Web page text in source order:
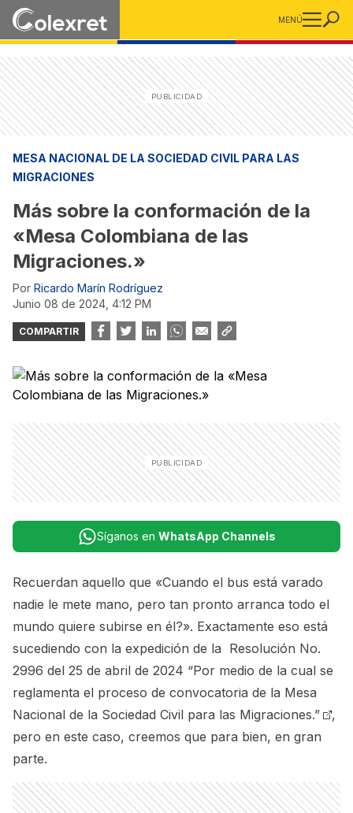
MENÚ
MESA NACIONAL DE LA SOCIEDAD CIVIL PARA LAS
MIGRACIONES
Más sobre la conformación de la
«Mesa Colombiana de las
Migraciones.»
Por Ricardo Marín Rodríguez
junio 08 de 2024, 4:12 PM
COMPARTIR
Síganos en WhatsApp Channels
Recuerdan aquello que «Cuando el bus está varado
nadie le mete mano, pero tan pronto arranca todo el
mundo quiere subirse en él?». Exactamente eso está
sucediendo con la expedición de la Resolución No.
2996 del 25 de abril de 2024 “Por medio de la cual se
reglamenta el proceso de convocatoria de la Mesa
Nacional de la Sociedad Civil para las Migraciones.”
,
pero en este caso, creemos que para bien, en gran
parte.